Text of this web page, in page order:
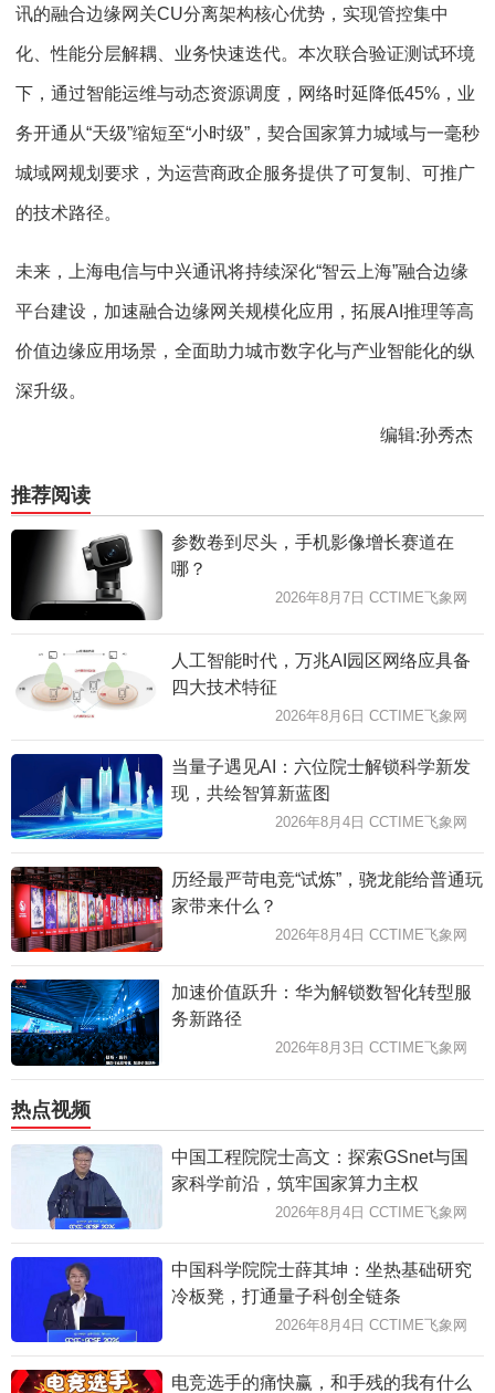
讯的融合边缘网关CU分离架构核心优势，实现管控集中
化、性能分层解耦、业务快速迭代。本次联合验证测试环境
下，通过智能运维与动态资源调度，网络时延降低45%，业
务开通从“天级”缩短至“小时级”，契合国家算力城域与一毫秒
城域网规划要求，为运营商政企服务提供了可复制、可推广
的技术路径。
未来，上海电信与中兴通讯将持续深化“智云上海”融合边缘
平台建设，加速融合边缘网关规模化应用，拓展AI推理等高
价值边缘应用场景，全面助力城市数字化与产业智能化的纵
深升级。
编辑:孙秀杰
推荐阅读
参数卷到尽头，手机影像增长赛道在
哪？
2026年8月7日 CCTIME飞象网
人工智能时代，万兆AI园区网络应具备
四大技术特征
2026年8月6日 CCTIME飞象网
当量子遇见AI：六位院士解锁科学新发
现，共绘智算新蓝图
2026年8月4日 CCTIME飞象网
历经最严苛电竞“试炼”，骁龙能给普通玩
家带来什么？
2026年8月4日 CCTIME飞象网
加速价值跃升：华为解锁数智化转型服
务新路径
2026年8月3日 CCTIME飞象网
热点视频
中国工程院院士高文：探索GSnet与国
家科学前沿，筑牢国家算力主权
2026年8月4日 CCTIME飞象网
中国科学院院士薛其坤：坐热基础研究
冷板凳，打通量子科创全链条
2026年8月4日 CCTIME飞象网
电竞选手的痛快赢，和手残的我有什么